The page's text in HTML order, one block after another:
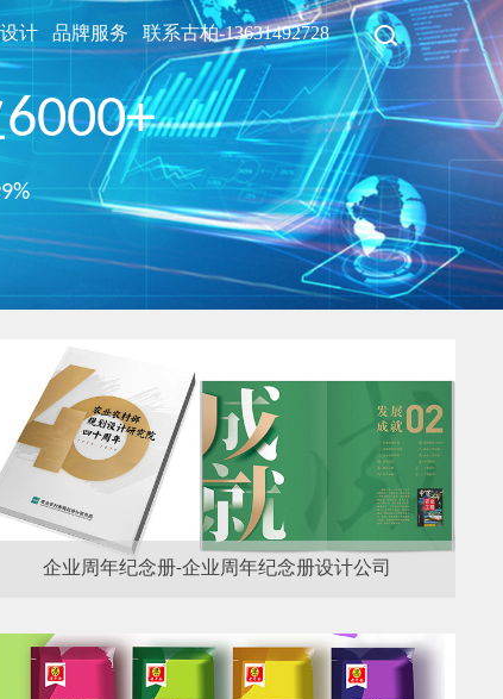
计 品牌服务 联系古柏-13631492728
企业周年纪念册-企业周年纪念册设计公司